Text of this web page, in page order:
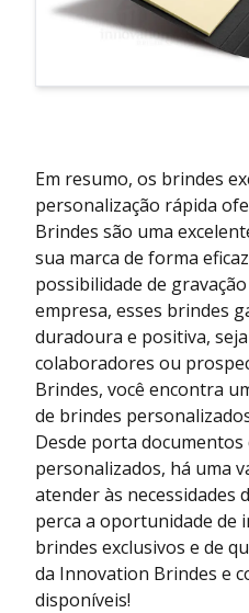
Em resumo, os brindes
personalização rápida
Brindes são uma
sua marca de forma
possibilidade de
empresa, esses brindes
duradoura e positiva,
colaboradores ou
Brindes, você encontra
de brindes
Desde porta
personalizados, há uma
atender às necessidades
perca a oportunidade de
brindes exclusivos e de
da Innovation Brindes e
disponíveis!